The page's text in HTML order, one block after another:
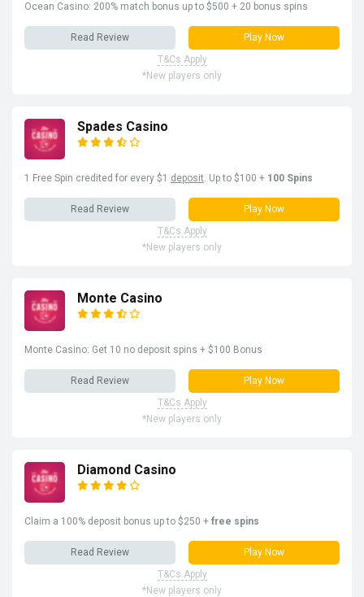
Ocean Casino: 200% match bonus up to $500 + 20 bonus spins
Read Review
Play Now
T&Cs Apply
*New players only
Spades Casino
1 Free Spin credited for every $1 deposit. Up to $100 + 100 Spins
Read Review
Play Now
T&Cs Apply
*New players only
Monte Casino
Monte Casino: Get 10 no deposit spins + $100 Bonus
Read Review
Play Now
T&Cs Apply
*New players only
Diamond Casino
Claim a 100% deposit bonus up to $250 + free spins
Read Review
Play Now
T&Cs Apply
*New players only